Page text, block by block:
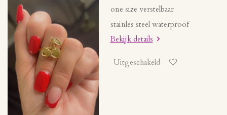
one size verstelbaar
stainles steel waterproof
Bekijk details
Uitgeschakeld